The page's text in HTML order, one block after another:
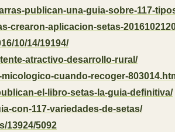
publican-una-guia-sobre-117-
crearon-aplicacion-setas-
10/14/19194/
atractivo-desarrollo-rural/
cuando-recoger-
el-libro-setas-la-guia-definitiva/
con-117-variedades-de-setas/
13924/5092